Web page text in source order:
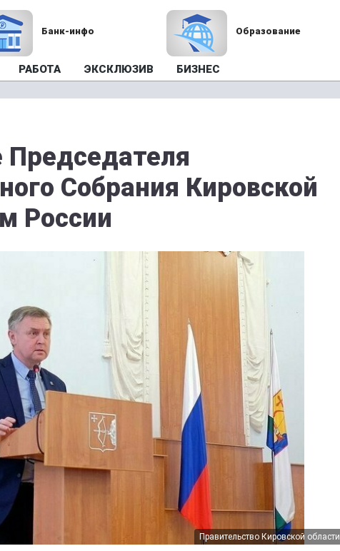
Банк-инфо Образование
РАБОТА ЭКСКЛЮЗИВ БИЗНЕС
Председателя
Собрания Кировской
России
Правительство Кировской области